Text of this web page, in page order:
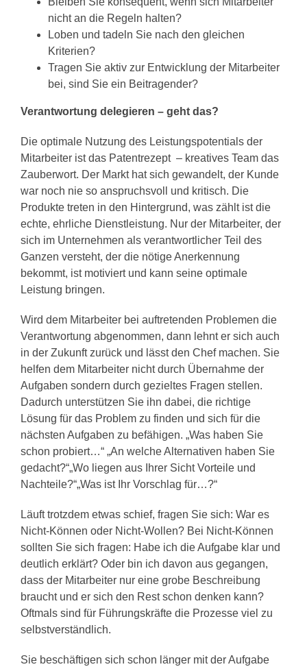
nicht an die Regeln halten?
Loben und tadeln Sie nach den gleichen
Kriterien?
Tragen Sie aktiv zur Entwicklung der Mitarbeiter
bei, sind Sie ein Beitragender?
Verantwortung delegieren – geht das?
Die optimale Nutzung des Leistungspotentials der
Mitarbeiter ist das Patentrezept – kreatives Team das
Zauberwort. Der Markt hat sich gewandelt, der Kunde
war noch nie so anspruchsvoll und kritisch. Die
Produkte treten in den Hintergrund, was zählt ist die
echte, ehrliche Dienstleistung. Nur der Mitarbeiter, der
sich im Unternehmen als verantwortlicher Teil des
Ganzen versteht, der die nötige Anerkennung
bekommt, ist motiviert und kann seine optimale
Leistung bringen.
Wird dem Mitarbeiter bei auftretenden Problemen die
Verantwortung abgenommen, dann lehnt er sich auch
in der Zukunft zurück und lässt den Chef machen. Sie
helfen dem Mitarbeiter nicht durch Übernahme der
Aufgaben sondern durch gezieltes Fragen stellen.
Dadurch unterstützen Sie ihn dabei, die richtige
Lösung für das Problem zu finden und sich für die
nächsten Aufgaben zu befähigen. „Was haben Sie
schon probiert…“ „An welche Alternativen haben Sie
gedacht?“„Wo liegen aus Ihrer Sicht Vorteile und
Nachteile?“„Was ist Ihr Vorschlag für…?“
Läuft trotzdem etwas schief, fragen Sie sich: War es
Nicht-Können oder Nicht-Wollen? Bei Nicht-Können
sollten Sie sich fragen: Habe ich die Aufgabe klar und
deutlich erklärt? Oder bin ich davon aus gegangen,
dass der Mitarbeiter nur eine grobe Beschreibung
braucht und er sich den Rest schon denken kann?
Oftmals sind für Führungskräfte die Prozesse viel zu
selbstverständlich.
Sie beschäftigen sich schon länger mit der Aufgabe